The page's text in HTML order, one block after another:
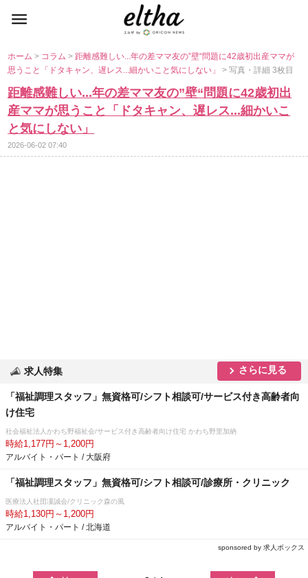
ホーム> コラム>距離感難しい...年の差ママ友の”壁“問題に42歳初出産ママが
思うこと「ドタキャン、遅レス...細かいこと気にしない」> 写真・詳細 3枚目
距離感難しい...年の差ママ友の”壁“問題に42歳初出
産ママが思うこと「ドタキャン、遅レス...細かいこ
と気にしない」
2026-06-02 07:40
求人特集 さらに見る
「福祉調理スタッフ」無資格可/シフト相談可/サービス付き高齢者向
け住宅
社会福祉法人かわち野福祉会/サービス付き高齢者向け住宅 かわち野里加納
時給1,177円～1,200円
アルバイト・パート / 大阪府
「福祉調理スタッフ」無資格可/シフト相談可/診療所・クリニック
医療法人社団凜誠会/クリニック森の風
時給1,130円～1,200円
アルバイト・パート / 北海道
sponsored by 求人ボックス